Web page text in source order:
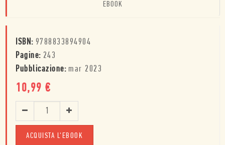
EBOOK
ISBN: 9788833894904
Pagine: 243
Pubblicazione: mar 2023
10,99 €
ACQUISTA L'EBOOK